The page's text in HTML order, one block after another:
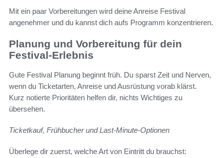
Mit ein paar Vorbereitungen wird deine Anreise Festival
angenehmer und du kannst dich aufs Programm konzentrieren.
Planung und Vorbereitung für dein
Festival-Erlebnis
Gute Festival Planung beginnt früh. Du sparst Zeit und Nerven,
wenn du Ticketarten, Anreise und Ausrüstung vorab klärst.
Kurz notierte Prioritäten helfen dir, nichts Wichtiges zu
übersehen.
Ticketkauf, Frühbucher und Last-Minute-Optionen
Überlege dir zuerst, welche Art von Eintritt du brauchst: